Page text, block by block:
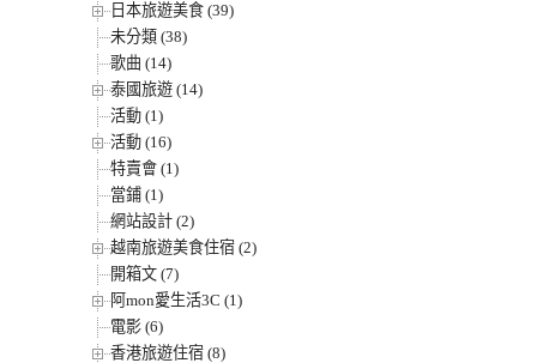
日本旅遊美食 (39)
未分類 (38)
歌曲 (14)
泰國旅遊 (14)
活動 (1)
活動 (16)
特賣會 (1)
當鋪 (1)
網站設計 (2)
越南旅遊美食住宿 (2)
開箱文 (7)
阿mon愛生活3C (1)
電影 (6)
香港旅遊住宿 (8)